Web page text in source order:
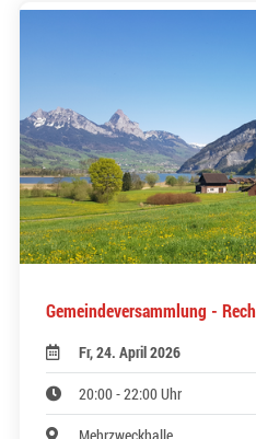
Gemeindeversammlung -
Fr, 24. April 2026
20:00 - 22:00 Uhr